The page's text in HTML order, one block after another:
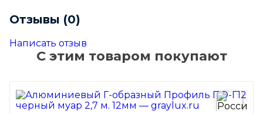
Отзывы (0)
Написать отзыв
С этим товаром покупают